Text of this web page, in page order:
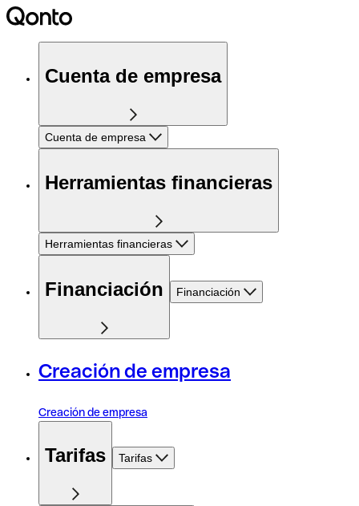
Cuenta de empresa
Cuenta de empresa
Herramientas financieras
Herramientas financieras
Financiación Financiación
Creación de empresa
Creación de empresa
Tarifas Tarifas